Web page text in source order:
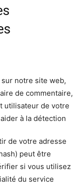
notre site web,
de commentaire,
utilisateur de votre
à la détection
de votre adresse
peut être
si vous utilisez
du service